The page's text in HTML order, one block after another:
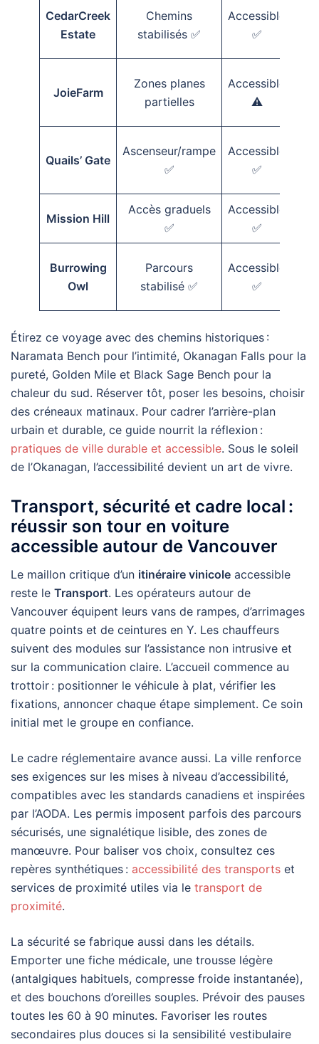
CedarCreek
Estate
Chemins
stabilisés ✅
Accessible
✅
JoieFarm
Zones planes
partielles
Accessible
⚠️
Quails’ Gate
Ascenseur/rampe
✅
Accessible
✅
Mission Hill
Accès graduels
✅
Accessible
✅
Burrowing
Owl
Parcours
stabilisé ✅
Accessible
✅
Étirez ce voyage avec des chemins historiques :
Naramata Bench pour l’intimité, Okanagan Falls pour la
pureté, Golden Mile et Black Sage Bench pour la
chaleur du sud. Réserver tôt, poser les besoins, choisir
des créneaux matinaux. Pour cadrer l’arrière-plan
urbain et durable, ce guide nourrit la réflexion :
pratiques de ville durable et accessible. Sous le soleil
de l’Okanagan, l’accessibilité devient un art de vivre.
Transport, sécurité et cadre local :
réussir son tour en voiture
accessible autour de Vancouver
Le maillon critique d’un itinéraire vinicole accessible
reste le Transport. Les opérateurs autour de
Vancouver équipent leurs vans de rampes, d’arrimages
quatre points et de ceintures en Y. Les chauffeurs
suivent des modules sur l’assistance non intrusive et
sur la communication claire. L’accueil commence au
trottoir : positionner le véhicule à plat, vérifier les
fixations, annoncer chaque étape simplement. Ce soin
initial met le groupe en confiance.
Le cadre réglementaire avance aussi. La ville renforce
ses exigences sur les mises à niveau d’accessibilité,
compatibles avec les standards canadiens et inspirées
par l’AODA. Les permis imposent parfois des parcours
sécurisés, une signalétique lisible, des zones de
manœuvre. Pour baliser vos choix, consultez ces
repères synthétiques : accessibilité des transports et
services de proximité utiles via le transport de
proximité.
La sécurité se fabrique aussi dans les détails.
Emporter une fiche médicale, une trousse légère
(antalgiques habituels, compresse froide instantanée),
et des bouchons d’oreilles souples. Prévoir des pauses
toutes les 60 à 90 minutes. Favoriser les routes
secondaires plus douces si la sensibilité vestibulaire